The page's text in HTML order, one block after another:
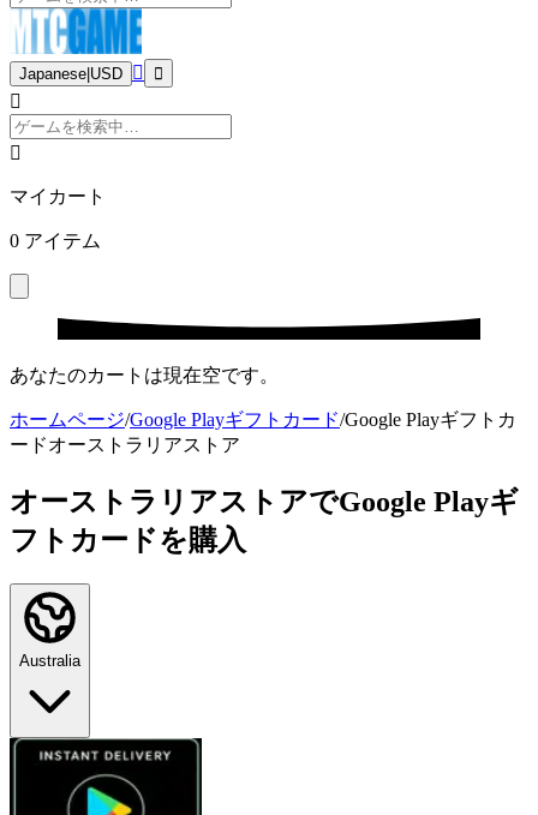
Japanese USD
マイカート
0 アイテム
あなたのカートは現在空です。
ホームページ/Google Playギフトカード/Google Playギフトカ
ードオーストラリアストア
オーストラリアストアでGoogle Playギ
フトカードを購入
Australia